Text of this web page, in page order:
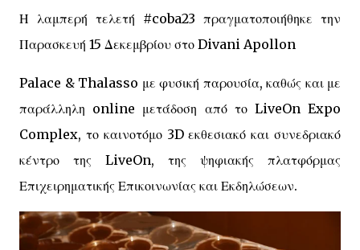
Η λαμπερή τελετή #coba23 πραγματοποιήθηκε την
Παρασκευή 15 Δεκεμβρίου στο Divani Apollon
Palace & Thalasso με φυσική παρουσία, καθώς και με
παράλληλη online μετάδοση από το LiveOn Expo
Complex, το καινοτόμο 3D εκθεσιακό και συνεδριακό
κέντρο της LiveOn, της ψηφιακής πλατφόρμας
Επιχειρηματικής Επικοινωνίας και Εκδηλώσεων.